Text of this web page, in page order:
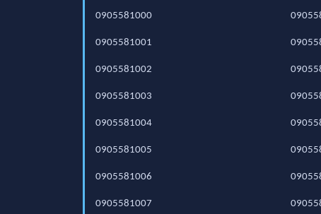
0905581000
0905581001
0905581002
0905581003
0905581004
0905581005
0905581006
0905581007